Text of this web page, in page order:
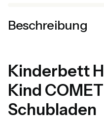
Beschreibung
Kinderbett
Kind
Schubladen